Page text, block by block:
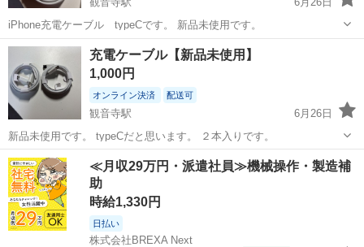
iPhone充電ケーブル typeCです。 新品未使用です。
香川 観音寺市 観音寺駅 電話、ＦＡＸ
充電ケーブル【新品未使用】
1,000円
オンライン決済 配送可
観音寺駅
6月26日
新品未使用です。 typeCだと思います。 ２本入りです。
香川 観音寺市 観音寺駅 電話、ＦＡＸ ケーブル
≪月収29万円・派遣社員≫機械操作・製造補
助
時給1,330円
日払い
株式会社BREXA Next